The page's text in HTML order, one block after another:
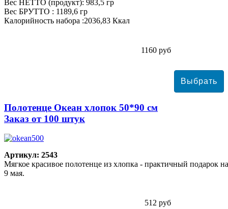
Вес НЕТТО (продукт): 983,5 гр
Вес БРУТТО : 1189,6 гр
Калорийность набора :2036,83 Ккал
1160 руб
Полотенце Океан хлопок 50*90 см
Заказ от 100 штук
Артикул: 2543
Мягкое красивое полотенце из хлопка - практичный подарок на
9 мая.
512 руб